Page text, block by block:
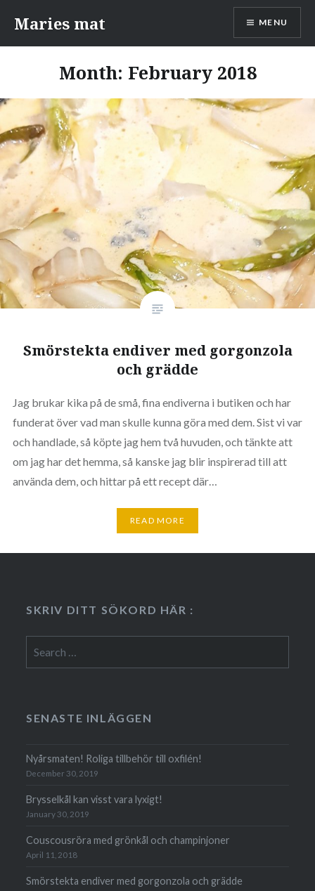
content
Maries mat MENU
Month: February 2018
Smörstekta endiver med gorgonzola
och grädde
Jag brukar kika på de små, fina endiverna i butiken och har
funderat över vad man skulle kunna göra med dem. Sist vi var
och handlade, så köpte jag hem två huvuden, och tänkte att
om jag har det hemma, så kanske jag blir inspirerad till att
använda dem, och hittar på ett recept där…
READ MORE
SKRIV DITT SÖKORD HÄR :
for:
SENASTE INLÄGGEN
Nyårsmaten! Roliga tillbehör till oxfilén!
December 30, 2019
Brysselkål kan visst vara lyxigt!
January 30, 2019
Couscousröra med grönkål och champinjoner
April 11, 2018
Smörstekta endiver med gorgonzola och grädde